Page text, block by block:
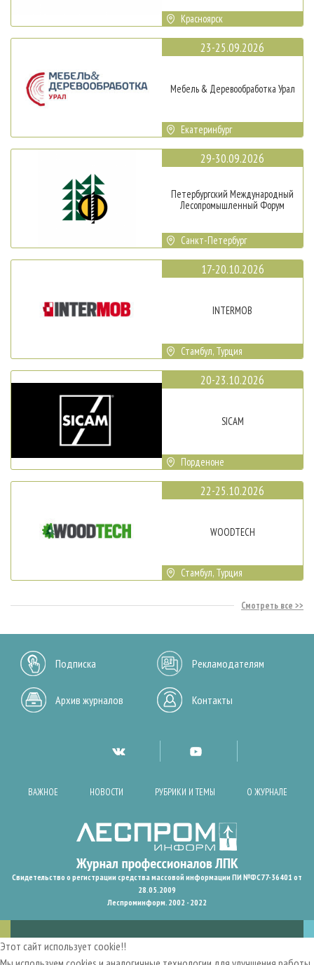
Красноярск
23-25.09.2026
Мебель & Деревообработка Урал
Екатеринбург
29-30.09.2026
Петербургский Международный
Лесопромышленный Форум
Санкт-Петербург
17-20.10.2026
INTERMOB
Стамбул, Турция
20-23.10.2026
SICAM
Порденоне
22-25.10.2026
WOODTECH
Стамбул, Турция
Смотреть все
Подписка Рекламодателям
Архив журналов Контакты
ВАЖНОЕ НОВОСТИ РУБРИКИ И ТЕМЫ О ЖУРНАЛЕ
Свидетельство о регистрации средства массовой информации ПИ №ФС77-36401 от
28.05.2009
Леспроминформ. 2002 - 2022
Этот сайт использует cookie!!